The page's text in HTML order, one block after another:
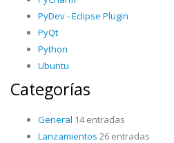
PyDev - Eclipse Plugin
PyQt
Python
Ubuntu
Categorías
General 14 entradas
Lanzamientos 26 entradas